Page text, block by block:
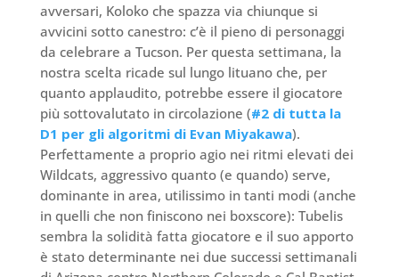
avversari, Koloko che spazza via chiunque si
avvicini sotto canestro: c’è il pieno di personaggi
da celebrare a Tucson. Per questa settimana, la
nostra scelta ricade sul lungo lituano che, per
quanto applaudito, potrebbe essere il giocatore
più sottovalutato in circolazione (#2 di tutta la
D1 per gli algoritmi di Evan Miyakawa).
Perfettamente a proprio agio nei ritmi elevati dei
Wildcats, aggressivo quanto (e quando) serve,
dominante in area, utilissimo in tanti modi (anche
in quelli che non finiscono nei boxscore): Tubelis
sembra la solidità fatta giocatore e il suo apporto
è stato determinante nei due successi settimanali